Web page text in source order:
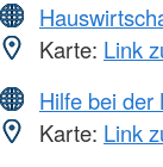
Karte: Link
Hilfe bei der
Karte: Link